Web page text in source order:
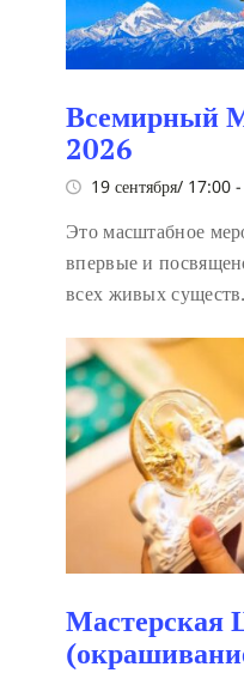
Всемирный
2026
19 сентября/ 17:00 -
Это масштабное
впервые и
всех живых существ.
Мастерская